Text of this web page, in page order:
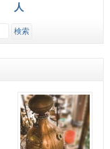
人